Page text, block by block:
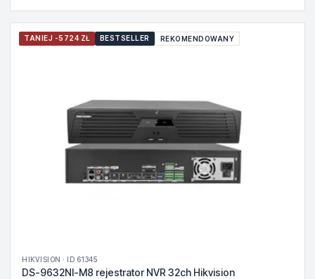
TANIEJ -5724 ZŁ BESTSELLER REKOMENDOWANY
HIKVISION · ID 61345
DS-9632NI-M8 rejestrator NVR 32ch Hikvision